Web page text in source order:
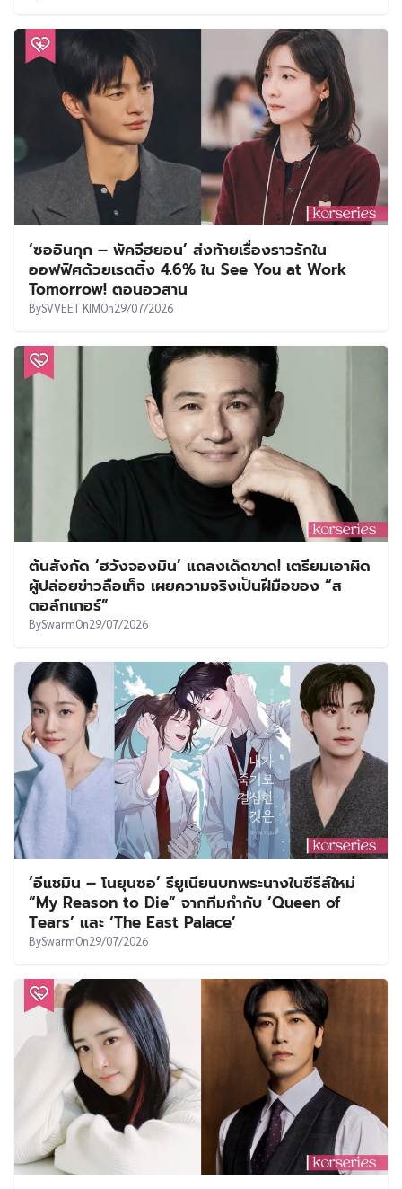
‘ซออินกุก – พัคจีฮยอน’ ส่งท้ายเรื่องราวรักใน
ออฟฟิศด้วยเรตติ้ง 4.6% ใน See You at Work
Tomorrow! ตอนอวสาน
BySVVEET KIMOn29/07/2026
ต้นสังกัด ‘ฮวังจองมิน’ แถลงเด็ดขาด! เตรียมเอาผิด
ผู้ปล่อยข่าวลือเท็จ เผยความจริงเป็นฝีมือของ “ส
ตอล์กเกอร์”
BySwarmOn29/07/2026
‘อีแชมิน – โนยุนซอ’ รียูเนียนบทพระนางในซีรีส์ใหม่
“My Reason to Die” จากทีมกำกับ ‘Queen of
Tears’ และ ‘The East Palace’
BySwarmOn29/07/2026